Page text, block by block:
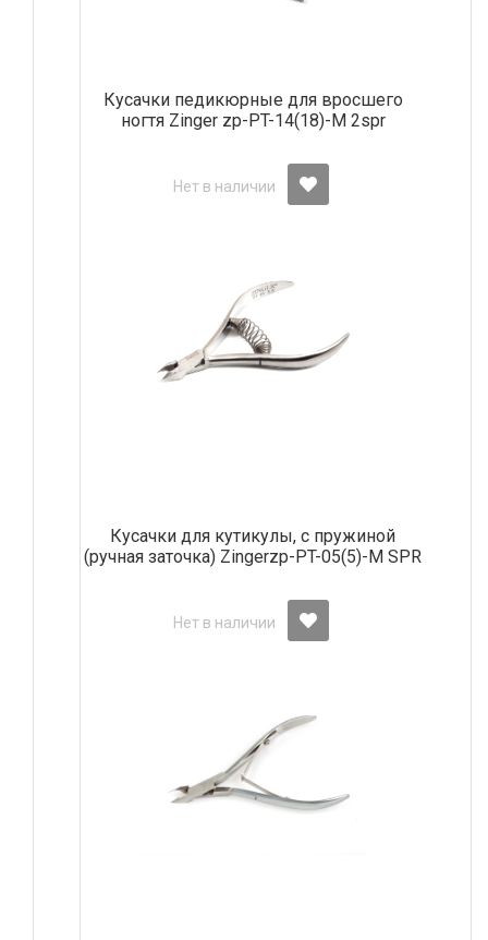
Кусачки педикюрные для вросшего
ногтя Zinger zp-PT-14(18)-M 2spr
Нет в наличии
Кусачки для кутикулы, с пружиной
(ручная заточка) Zingerzp-PT-05(5)-M SPR
Нет в наличии